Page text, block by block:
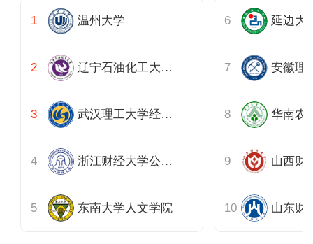
温州大学
辽宁石油化工大学经济管理学院
武汉理工大学经济学院
浙江财经大学公共管理学院
东南大学人文学院
安徽理
山西财